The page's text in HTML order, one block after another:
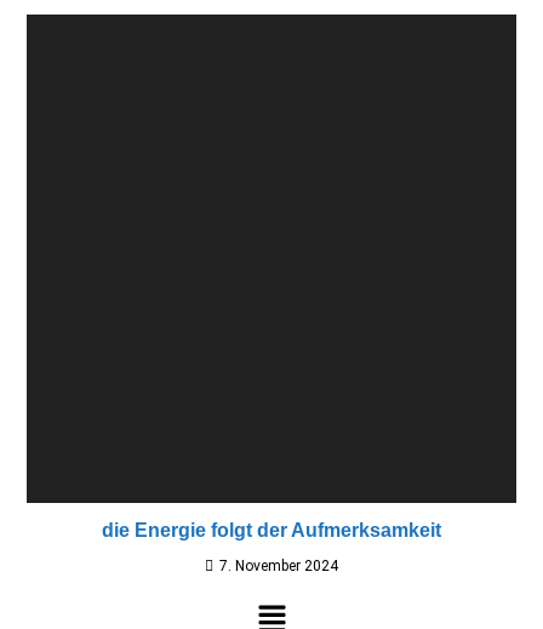
die Energie folgt der Aufmerksamkeit
7. November 2024